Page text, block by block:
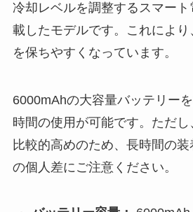
冷却レベルを調整するスマー
載したモデルです。これによ
を保ちやすくなっています。
6000mAhの大容量バッテリー
時間の使用が可能です。ただし
比較的高めのため、長時間の
の個人差にご注意ください。